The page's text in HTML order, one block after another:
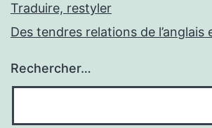
Traduire, restyler
Des tendres relations de l’anglais
Rechercher…